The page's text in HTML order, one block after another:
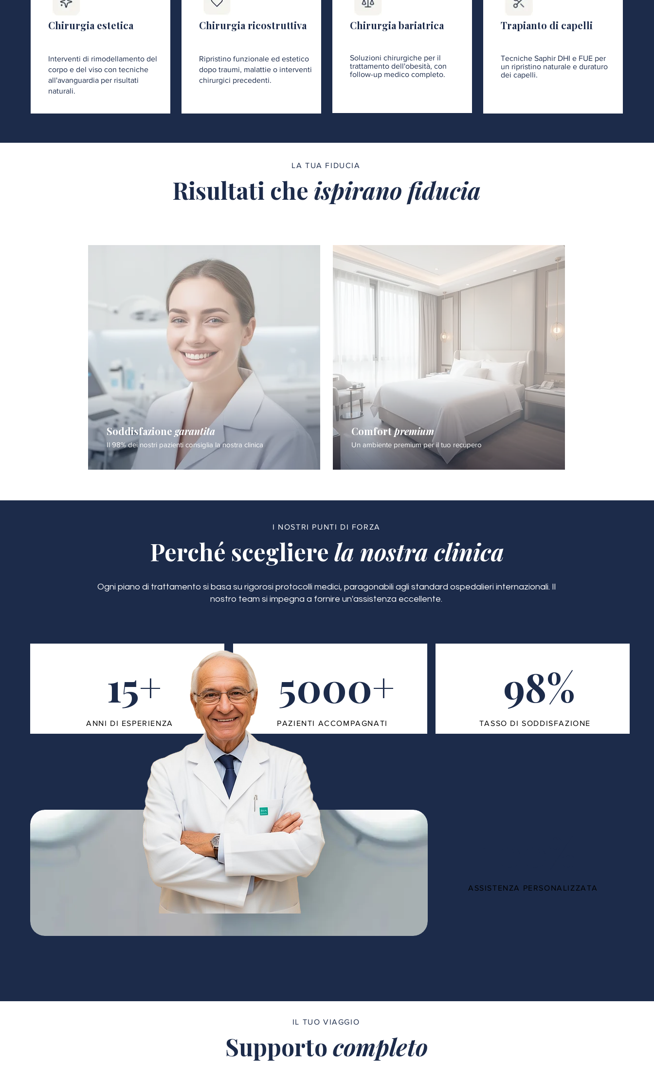
Chirurgia estetica
Interventi di rimodellamento del
corpo e del viso con tecniche
all'avanguardia per risultati
naturali.
Chirurgia ricostruttiva
Ripristino funzionale ed estetico
dopo traumi, malattie o interventi
chirurgici precedenti.
Chirurgia bariatrica
Soluzioni chirurgiche per il
trattamento dell'obesità, con
follow-up medico completo.
Trapianto di capelli
Tecniche Saphir DHI e FUE per
un ripristino naturale e duraturo
dei capelli.
LA TUA FIDUCIA
Risultati che ispirano fiducia
Soddisfazione garantita
Il 98% dei nostri pazienti consiglia la nostra clinica
Comfortpremium
Un ambiente premium per il tuo recupero
I NOSTRI PUNTI DI FORZA
Perché scegliere la nostra clinica
Ogni piano di trattamento si basa su rigorosi protocolli medici, paragonabili agli standard ospedalieri internazionali. Il
nostro team si impegna a fornire un'assistenza eccellente.
15+
ANNI DI ESPERIENZA
5000+
PAZIENTI ACCOMPAGNATI
98%
TASSO DI SODDISFAZIONE
ASSISTENZA PERSONALIZZATA
IL TUO VIAGGIO
Supportocompleto